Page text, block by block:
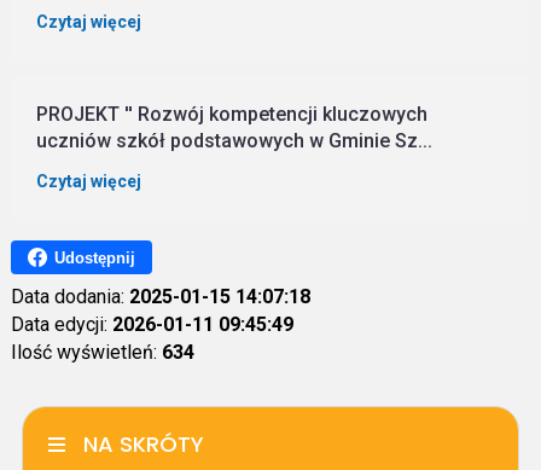
Czytaj więcej
PROJEKT '' Rozwój kompetencji kluczowych
uczniów szkół podstawowych w Gminie Sz...
Czytaj więcej
Udostępnij
Data dodania: 2025-01-15 14:07:18
Data edycji: 2026-01-11 09:45:49
Ilość wyświetleń: 634
NA SKRÓTY